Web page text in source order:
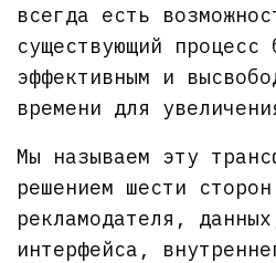
всегда есть
существующий процесс
эффективным и
времени для
Мы называем эту
решением шести
рекламодателя,
интерфейса,